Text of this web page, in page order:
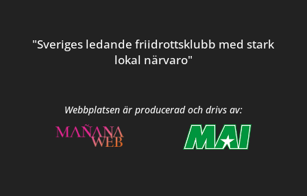
"Sveriges ledande friidrottsklubb med stark
lokal närvaro"
Webbplatsen är producerad och drivs av: